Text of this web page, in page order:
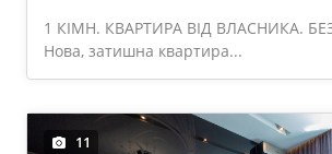
1 КІМН. КВАРТИРА ВІД ВЛАСНИКА.
Нова, затишна квартира...
11